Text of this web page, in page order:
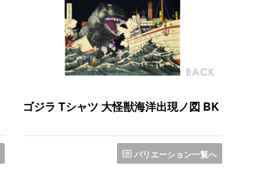
ゴジラ Tシャツ 大怪獣海洋出現ノ図 BK
バリエーション一覧へ